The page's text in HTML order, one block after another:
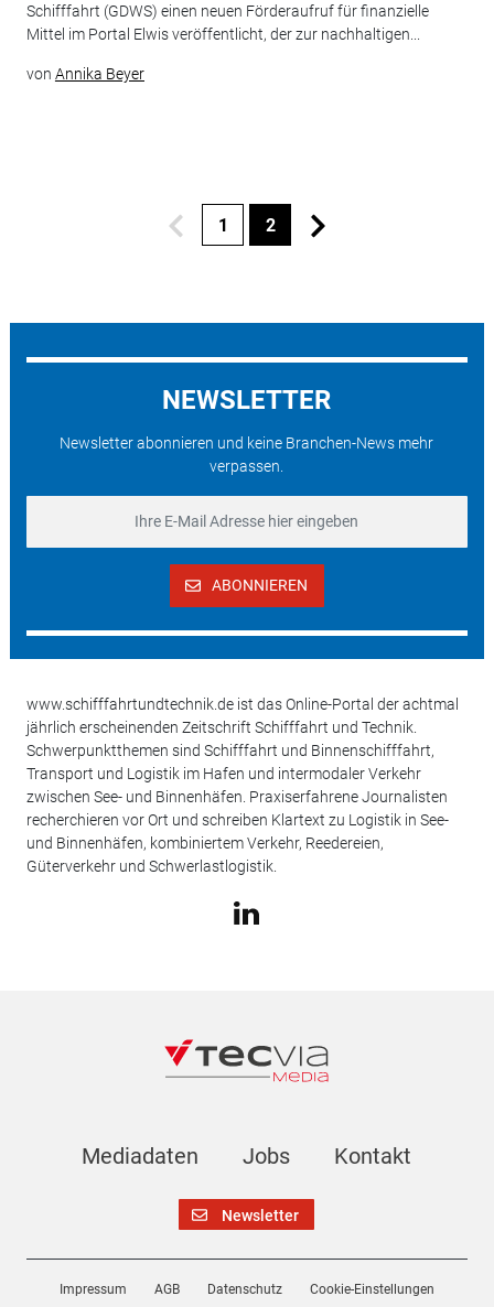
Schifffahrt (GDWS) einen neuen Förderaufruf für finanzielle
Mittel im Portal Elwis veröffentlicht, der zur nachhaltigen...
von Annika Beyer
1 2
NEWSLETTER
Newsletter abonnieren und keine Branchen-News mehr
verpassen.
ABONNIEREN
www.schifffahrtundtechnik.de ist das Online-Portal der achtmal
jährlich erscheinenden Zeitschrift Schifffahrt und Technik.
Schwerpunktthemen sind Schifffahrt und Binnenschifffahrt,
Transport und Logistik im Hafen und intermodaler Verkehr
zwischen See- und Binnenhäfen. Praxiserfahrene Journalisten
recherchieren vor Ort und schreiben Klartext zu Logistik in See-
und Binnenhäfen, kombiniertem Verkehr, Reedereien,
Güterverkehr und Schwerlastlogistik.
Mediadaten Jobs Kontakt
Newsletter
Impressum AGB Datenschutz Cookie-Einstellungen